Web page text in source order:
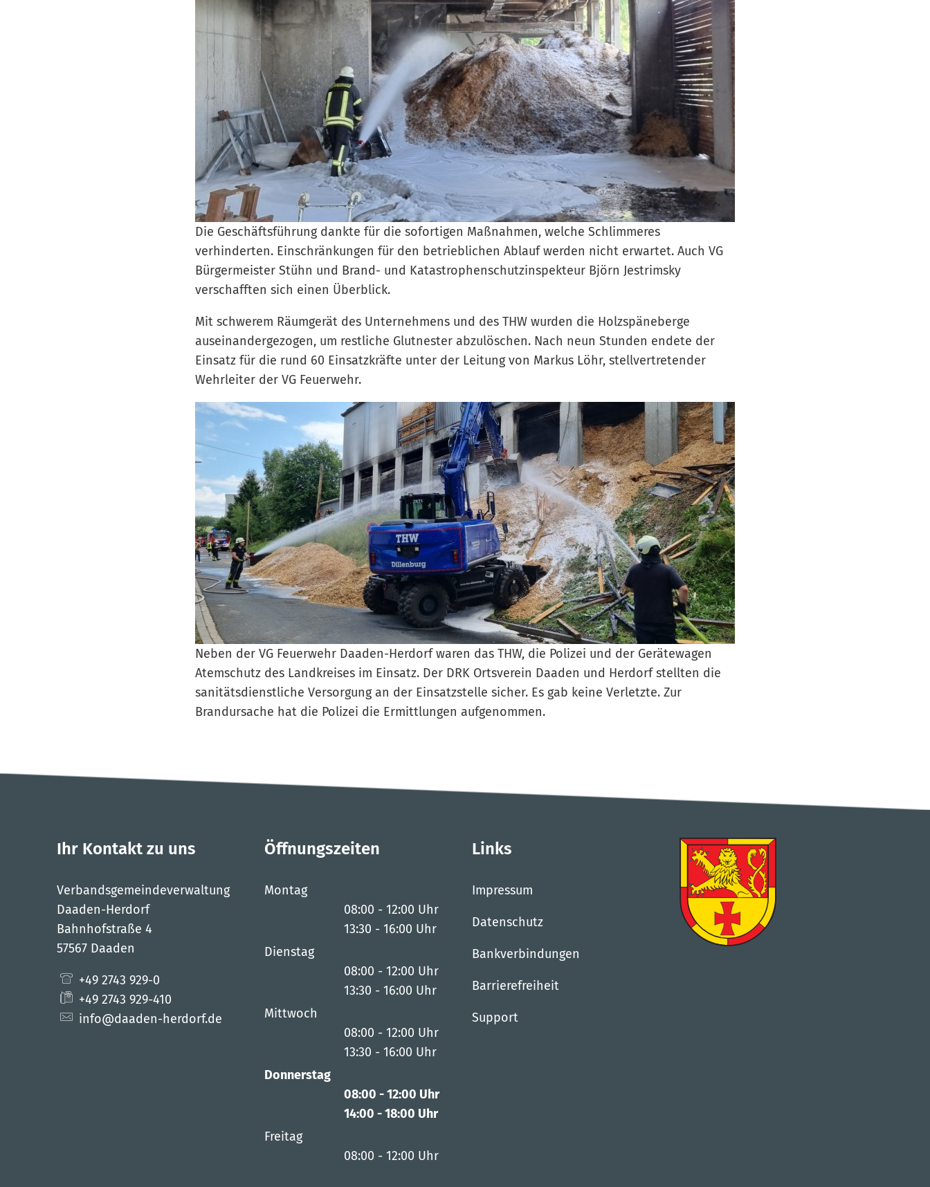
Die Geschäftsführung dankte für die sofortigen Maßnahmen, welche Schlimmeres
verhinderten. Einschränkungen für den betrieblichen Ablauf werden nicht erwartet. Auch VG
Bürgermeister Stühn und Brand- und Katastrophenschutzinspekteur Björn Jestrimsky
verschafften sich einen Überblick.
Mit schwerem Räumgerät des Unternehmens und des THW wurden die Holzspäneberge
auseinandergezogen, um restliche Glutnester abzulöschen. Nach neun Stunden endete der
Einsatz für die rund 60 Einsatzkräfte unter der Leitung von Markus Löhr, stellvertretender
Wehrleiter der VG Feuerwehr.
Neben der VG Feuerwehr Daaden-Herdorf waren das THW, die Polizei und der Gerätewagen
Atemschutz des Landkreises im Einsatz. Der DRK Ortsverein Daaden und Herdorf stellten die
sanitätsdienstliche Versorgung an der Einsatzstelle sicher. Es gab keine Verletzte. Zur
Brandursache hat die Polizei die Ermittlungen aufgenommen.
Ihr Kontakt zu uns
Verbandsgemeindeverwaltung
Daaden-Herdorf
Bahnhofstraße 4
57567 Daaden
+49 2743 929-0
+49 2743 929-410
info@daaden-herdorf.de
Öffnungszeiten
Montag
08:00 - 12:00 Uhr
Von 08:00 bis 12:00 Uhr
13:30 - 16:00 Uhr
Von 13:30 bis 16:00 Uhr
Dienstag
08:00 - 12:00 Uhr
Von 08:00 bis 12:00 Uhr
13:30 - 16:00 Uhr
Von 13:30 bis 16:00 Uhr
Mittwoch
08:00 - 12:00 Uhr
Von 08:00 bis 12:00 Uhr
13:30 - 16:00 Uhr
Donnerstag
08:00 -12:00 Uhr
Von 08:00 bis 12:00 Uhr
14:00 -18:00 Uhr
Freitag
08:00 - 12:00 Uhr
Links
Impressum
Datenschutz
Bankverbindungen
Barrierefreiheit
Support